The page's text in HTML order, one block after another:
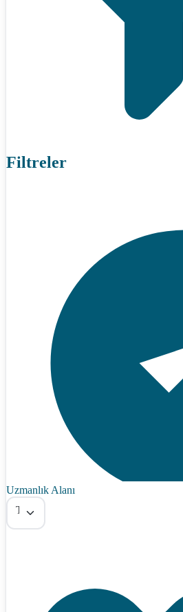
Filtreler
Uzmanlık Alanı
Tümü